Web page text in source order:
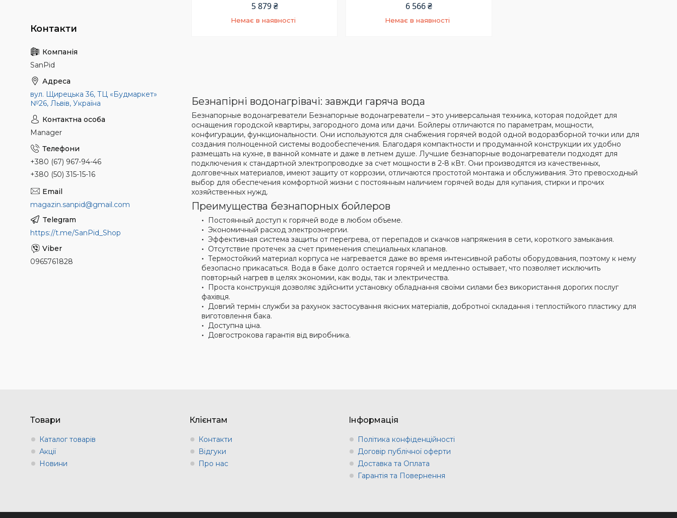
5 879 ₴
Немає в наявності
6 566 ₴
Немає в наявності
Безнапірні водонагрівачі: завжди гаряча вода
Безнапорные водонагреватели Безнапорные водонагреватели – это универсальная техника, которая подойдет для
оснащения городской квартиры, загородного дома или дачи. Бойлеры отличаются по параметрам, мощности,
конфигурации, функциональности. Они используются для снабжения горячей водой одной водоразборной точки или для
создания полноценной системы водообеспечения. Благодаря компактности и продуманной конструкции их удобно
размещать на кухне, в ванной комнате и даже в летнем душе. Лучшие безнапорные водонагреватели подходят для
подключения к стандартной электропроводке за счет мощности в 2-8 кВт. Они производятся из качественных,
долговечных материалов, имеют защиту от коррозии, отличаются простотой монтажа и обслуживания. Это превосходный
выбор для обеспечения комфортной жизни с постоянным наличием горячей воды для купания, стирки и прочих
хозяйственных нужд.
Преимущества безнапорных бойлеров
Постоянный доступ к горячей воде в любом объеме.
Экономичный расход электроэнергии.
Эффективная система защиты от перегрева, от перепадов и скачков напряжения в сети, короткого замыкания.
Отсутствие протечек за счет применения специальных клапанов.
Термостойкий материал корпуса не нагревается даже во время интенсивной работы оборудования, поэтому к нему
безопасно прикасаться. Вода в баке долго остается горячей и медленно остывает, что позволяет исключить
повторный нагрев в целях экономии, как воды, так и электричества.
Проста конструкція дозволяє здійснити установку обладнання своїми силами без використання дорогих послуг
фахівця.
Довгий термін служби за рахунок застосування якісних матеріалів, добротної складання і теплостійкого пластику для
виготовлення бака.
Доступна ціна.
Довгострокова гарантія від виробника.
SanPid
вул. Щирецька 36, ТЦ «Будмаркет»
№26, Львів, Україна
Manager
+380 (67) 967-94-46
+380 (50) 315-15-16
magazin.sanpid@gmail.com
https://t.me/SanPid_Shop
0965761828
Товари
Каталог товарів
Акції
Новини
Клієнтам
Контакти
Відгуки
Про нас
Інформація
Політика конфіденційності
Договір публічної оферти
Доставка та Оплата
Гарантія та Повернення